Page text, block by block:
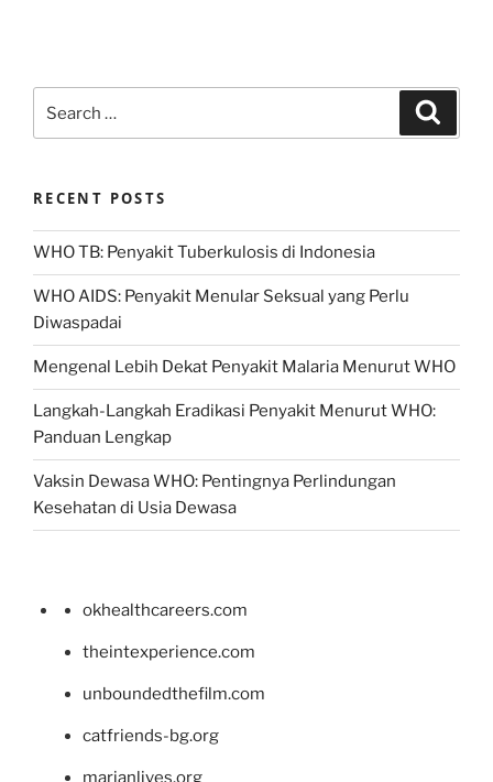
for:
RECENT POSTS
WHO TB: Penyakit Tuberkulosis di Indonesia
WHO AIDS: Penyakit Menular Seksual yang Perlu
Diwaspadai
Mengenal Lebih Dekat Penyakit Malaria Menurut WHO
Langkah-Langkah Eradikasi Penyakit Menurut WHO:
Panduan Lengkap
Vaksin Dewasa WHO: Pentingnya Perlindungan
Kesehatan di Usia Dewasa
okhealthcareers.com
theintexperience.com
unboundedthefilm.com
catfriends-bg.org
marianlives.org